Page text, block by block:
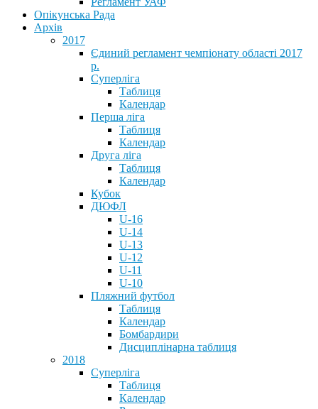
Опікунська Рада
Архів
2017
Єдиний регламент чемпіонату області 2017
р.
Суперліга
Таблиця
Календар
Перша ліга
Таблиця
Календар
Друга ліга
Таблиця
Календар
Кубок
ДЮФЛ
U-16
U-14
U-13
U-12
U-11
U-10
Пляжний футбол
Таблиця
Календар
Бомбардири
Дисциплінарна таблиця
2018
Суперліга
Таблиця
Календар